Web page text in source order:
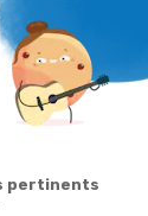
nous